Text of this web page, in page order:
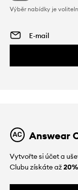
Výběr nabídky je
Answear
Vytvořte si účet a
Clubu získáte až20%